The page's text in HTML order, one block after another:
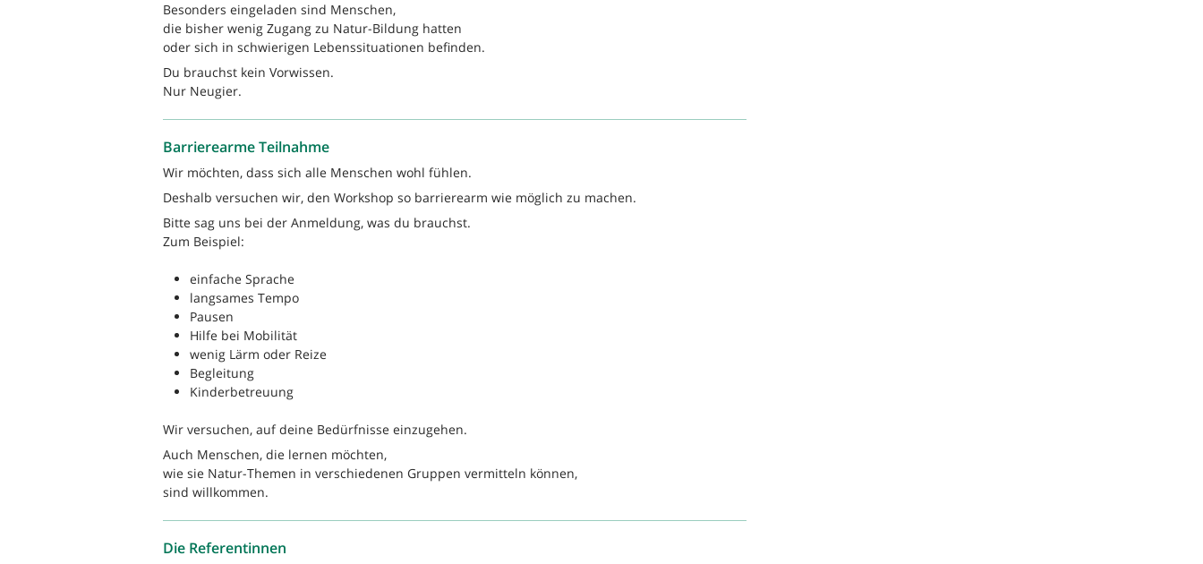
Besonders eingeladen sind Menschen,
die bisher wenig Zugang zu Natur-Bildung hatten
oder sich in schwierigen Lebenssituationen befinden.
Du brauchst kein Vorwissen.
Nur Neugier.
Barrierearme Teilnahme
Wir möchten, dass sich alle Menschen wohl fühlen.
Deshalb versuchen wir, den Workshop so barrierearm wie möglich zu machen.
Bitte sag uns bei der Anmeldung, was du brauchst.
Zum Beispiel:
einfache Sprache
langsames Tempo
Pausen
Hilfe bei Mobilität
wenig Lärm oder Reize
Begleitung
Kinderbetreuung
Wir versuchen, auf deine Bedürfnisse einzugehen.
Auch Menschen, die lernen möchten,
wie sie Natur-Themen in verschiedenen Gruppen vermitteln können,
sind willkommen.
Die Referentinnen